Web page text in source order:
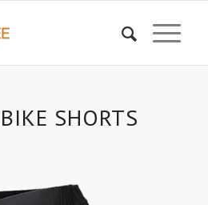
SHORTS